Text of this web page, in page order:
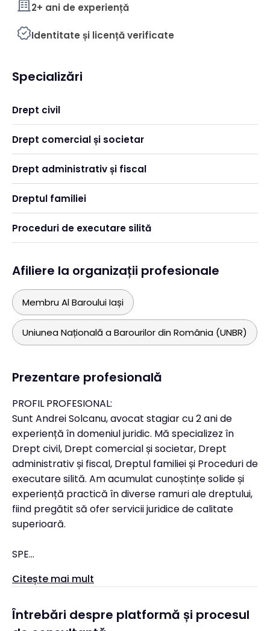
2+ ani de experiență
Identitate și licență verificate
Specializări
Drept civil
Drept comercial și societar
Drept administrativ și fiscal
Dreptul familiei
Proceduri de executare silită
Afiliere la organizații profesionale
Membru Al Baroului Iași
Uniunea Națională a Barourilor din România (UNBR)
Prezentare profesională
PROFIL PROFESIONAL:
Sunt Andrei Solcanu, avocat stagiar cu 2 ani de
experiență în domeniul juridic. Mă specializez în
Drept civil, Drept comercial și societar, Drept
administrativ și fiscal, Dreptul familiei și Proceduri de
executare silită. Am acumulat cunoștințe solide și
experiență practică în diverse ramuri ale dreptului,
fiind pregătit să ofer servicii juridice de calitate
superioară.
SPE...
Citește mai mult
Întrebări despre platformă și procesul